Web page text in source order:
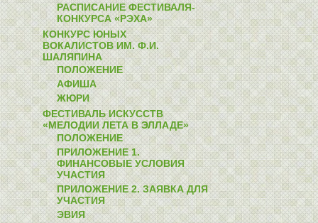
РАСПИСАНИЕ ФЕСТИВАЛЯ-
КОНКУРСА «РЭХА»
КОНКУРС ЮНЫХ
ВОКАЛИСТОВ ИМ. Ф.И.
ШАЛЯПИНА
ПОЛОЖЕНИЕ
АФИША
ЖЮРИ
ФЕСТИВАЛЬ ИСКУССТВ
«МЕЛОДИИ ЛЕТА В ЭЛЛАДЕ»
ПОЛОЖЕНИЕ
ПРИЛОЖЕНИЕ 1.
ФИНАНСОВЫЕ УСЛОВИЯ
УЧАСТИЯ
ПРИЛОЖЕНИЕ 2. ЗАЯВКА ДЛЯ
УЧАСТИЯ
ЭВИЯ